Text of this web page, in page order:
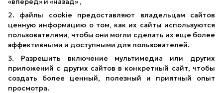
2. файлы cookie предоставляют владельцам сайтов
ценную информацию о том, как их сайты используются
пользователями, чтобы они могли сделать их еще более
эффективными и доступными для пользователей.
3. Разрешить включение мультимедиа или других
приложений с других сайтов в конкретный сайт, чтобы
создать более ценный, полезный и приятный опыт
просмотра.